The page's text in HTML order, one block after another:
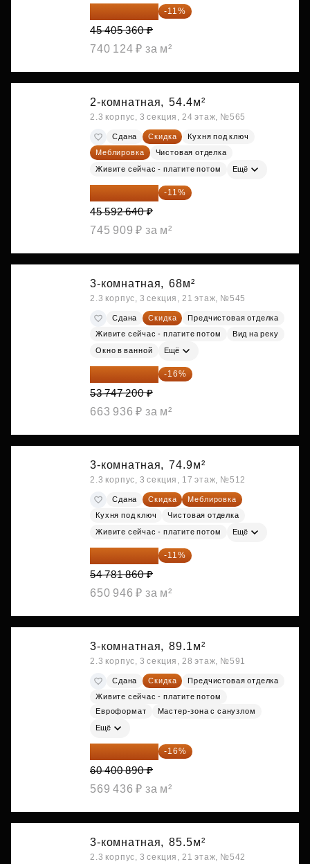
40 410 770 ₽ -11%
45 405 360 ₽
740 124 ₽ за м²
2-комнатная, 54.4м²
2.3 корпус, 3 секция, 24 этаж, №565
Сдана Скидка
Кухня под ключ
Меблировка
Чистовая отделка
Живите сейчас - платите потом Ещё
40 577 450 ₽ -11%
45 592 640 ₽
745 909 ₽ за м²
3-комнатная, 68м²
2.3 корпус, 3 секция, 21 этаж, №545
Сдана Скидка
Предчистовая отделка
Живите сейчас - платите потом
Вид на реку
Окно в ванной Ещё
45 147 648 ₽ -16%
53 747 200 ₽
663 936 ₽ за м²
3-комнатная, 74.9м²
2.3 корпус, 3 секция, 17 этаж, №512
Сдана Скидка
Меблировка
Кухня под ключ
Чистовая отделка
Живите сейчас - платите потом Ещё
48 755 855 ₽ -11%
54 781 860 ₽
650 946 ₽ за м²
3-комнатная, 89.1м²
2.3 корпус, 3 секция, 28 этаж, №591
Сдана Скидка
Предчистовая отделка
Живите сейчас - платите потом
Евроформат
Мастер-зона с санузлом
Ещё
50 736 748 ₽ -16%
60 400 890 ₽
569 436 ₽ за м²
3-комнатная, 85.5м²
2.3 корпус, 3 секция, 21 этаж, №542